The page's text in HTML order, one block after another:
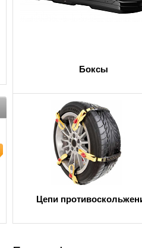
Боксы
Цепи